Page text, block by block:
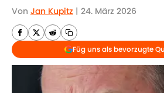
Von Jan Kupitz | 24. März 2026
Füg uns als bevorzugte